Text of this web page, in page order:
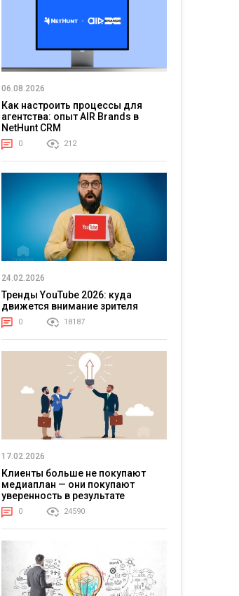
06.08.2026
Как настроить процессы для
агентства: опыт AIR Brands в
NetHunt CRM
0 212
24.02.2026
Тренды YouTube 2026: куда
движется внимание зрителя
0 18187
17.02.2026
Клиенты больше не покупают
медиаплан — они покупают
уверенность в результате
0 24590